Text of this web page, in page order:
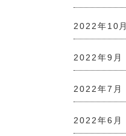
2022年10月
2022年9月
2022年7月
2022年6月